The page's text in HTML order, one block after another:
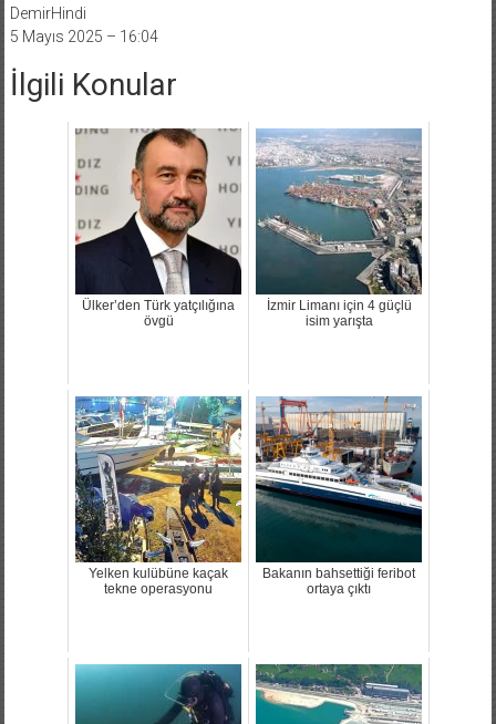
DemirHindi
5 Mayıs 2025 – 16:04
İlgili Konular
Ülker’den Türk yatçılığına
övgü
İzmir Limanı için 4 güçlü
isim yarışta
Yelken kulübüne kaçak
tekne operasyonu
Bakanın bahsettiği feribot
ortaya çıktı